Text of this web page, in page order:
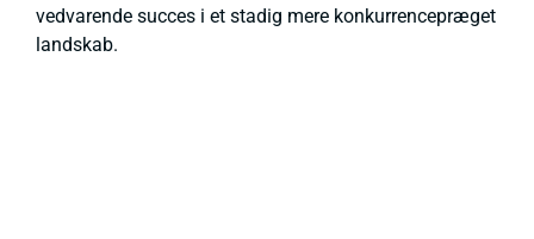
vedvarende succes i et stadig mere konkurrencepræget
landskab.